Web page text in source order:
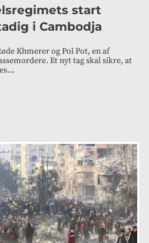
start
i Cambodja
Khmerer og Pol Pot, en af
Et nyt tag skal sikre, at